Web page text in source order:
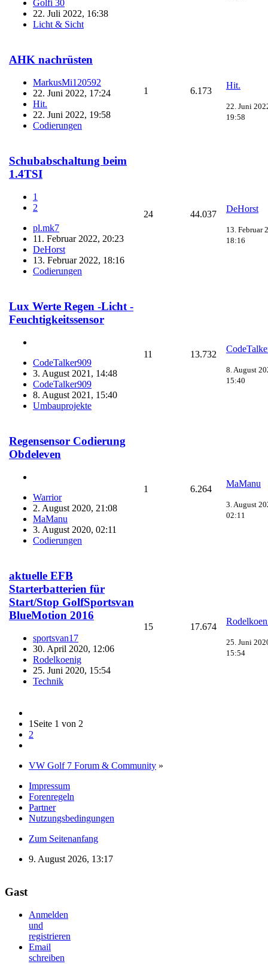
Golfi 30
22. Juli 2022, 16:38
Licht & Sicht
AHK nachrüsten
MarkusMi120592
22. Juni 2022, 17:24
Hit.
22. Juni 2022, 19:58
Codierungen
1 6.173
Hit.
22. Juni
19:58
Schubabschaltung beim
1.4TSI
1
2
pl.mk7
11. Februar 2022, 20:23
DeHorst
13. Februar 2022, 18:16
Codierungen
24 44.037
DeHorst
13. Februar
18:16
Lux Werte Regen -Licht -
Feuchtigkeitssensor
CodeTalker909
3. August 2021, 14:48
CodeTalker909
8. August 2021, 15:40
Umbauprojekte
11 13.732
8. August
15:40
Regensensor Codierung
Obdeleven
Warrior
2. August 2020, 21:08
MaManu
3. August 2020, 02:11
Codierungen
1 6.264
MaManu
3. August
02:11
aktuelle EFB
Starterbatterien für
Start/Stop GolfSportsvan
BlueMotion 2016
sportsvan17
30. April 2020, 12:06
Rodelkoenig
25. Juni 2020, 15:54
Technik
15 17.674
25. Juni
15:54
1 Seite 1 von 2
2
VW Golf 7 Forum & Community »
Impressum
Forenregeln
Partner
Nutzungsbedingungen
Zum Seitenanfang
9. August 2026, 13:17
Gast
Anmelden
und
registrieren
Email
schreiben